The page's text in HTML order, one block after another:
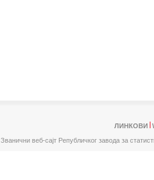
ЛИНКОВИ
Званични веб-сајт Републичког завода за